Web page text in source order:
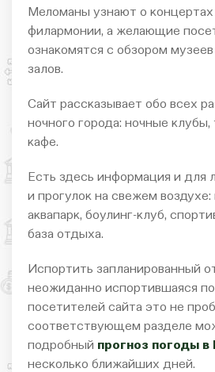
Меломаны узнают о концертах
филармонии, а желающие
ознакомятся с обзором
залов.
Сайт рассказывает обо всех
ночного города: ночные клубы,
кафе.
Есть здесь информация и для
и прогулок на свежем воздухе:
аквапарк, боулинг-клуб,
база отдыха.
Испортить запланированный
неожиданно испортившаяся
посетителей сайта это не
соответствующем разделе
подробный прогноз погоды в
несколько ближайших дней.